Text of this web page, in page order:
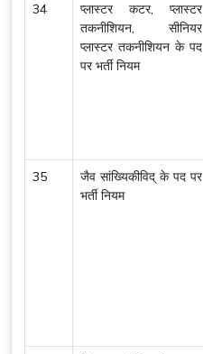
34
प्लास्टर कटर, प्लास्टर
तकनीशियन, सीनियर
प्लास्टर तकनीशियन के पद
पर भर्ती नियम
35
जैव सांख्यिकीविद् के पद पर
भर्ती नियम